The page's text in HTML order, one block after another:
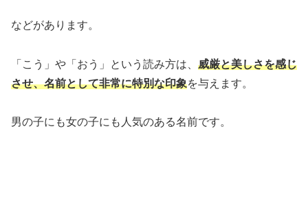
などがあります。
「こう」や「おう」という読み方は、 威厳と美しさを感じ
させ、名前として非常に特別な印象を与えます。
男の子にも女の子にも人気のある名前です。